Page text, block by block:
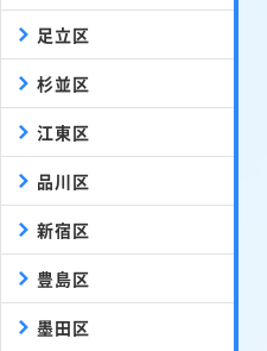
足立区
杉並区
江東区
品川区
新宿区
豊島区
墨田区